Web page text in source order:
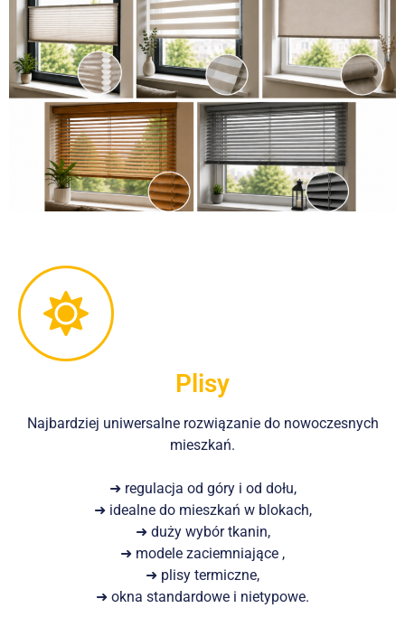
Plisy
Najbardziej uniwersalne rozwiązanie do nowoczesnych
mieszkań.
➜ regulacja od góry i od dołu,
➜ idealne do mieszkań w blokach,
➜ duży wybór tkanin,
➜ modele zaciemniające ,
➜ plisy termiczne,
➜ okna standardowe i nietypowe.